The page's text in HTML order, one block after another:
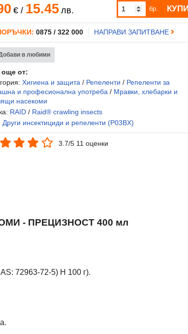
€/ 15.45 лв. бр. КУПИ
0875 / 322 000 НАПРАВИ ЗАПИТВАНЕ
в любими
от:
Хигиена и защита / Репеленти / Репеленти за
и професионална употреба / Мравки, хлебарки и
насекоми
RAID / Raid® crawling insects
Други инсектициди и репеленти (P03BX)
3.7/5 11 оценки
- ПРЕЦИЗНОСТ 400 мл
72963-72-5) Н 100 г).